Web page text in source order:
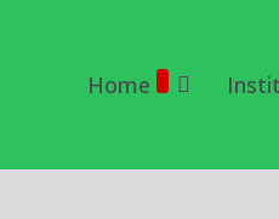
Home